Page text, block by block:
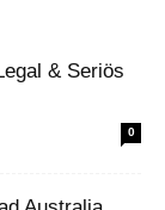
& Seriös
0